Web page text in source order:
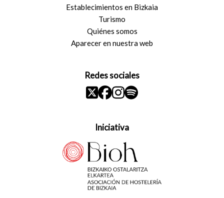
Establecimientos en Bizkaia
Turismo
Quiénes somos
Aparecer en nuestra web
Redes sociales
Iniciativa